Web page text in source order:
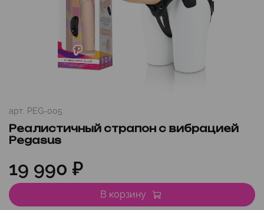
арт. PEG-005
Реалистичный страпон с вибрацией
Pegasus
19 990 ₽
В корзину